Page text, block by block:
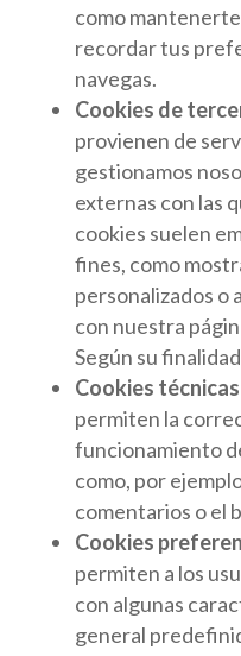
como
recordar tus
navegas.
Cookies de
provienen de
gestionamos
externas con las
cookies suelen
fines, como
personalizados o
con nuestra
Según su finalidad
Cookies técnicas
permiten la
funcionamiento
como, por
comentarios o el
Cookies
permiten a los
con algunas
general